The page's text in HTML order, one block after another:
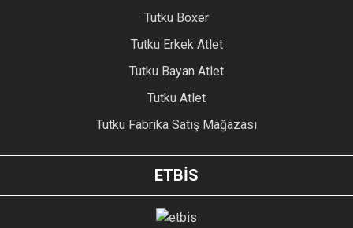
Tutku Boxer
Tutku Erkek Atlet
Tutku Bayan Atlet
Tutku Atlet
Tutku Fabrika Satış Mağazası
ETBİS